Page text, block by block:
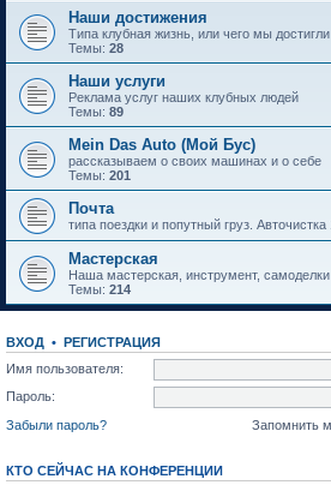
Наши достижения
Типа клубная жизнь, или чего мы
Темы: 28
Наши услуги
Реклама услуг наших клубных людей
Темы: 89
Mein Das Auto (Мой Бус)
рассказываем о своих машинах и о себе
Темы: 201
Почта
типа поездки и попутный груз. Авточистка
Мастерская
Наша мастерская, инструмент,
Темы: 214
ВХОД • РЕГИСТРАЦИЯ
Имя пользователя:
Пароль:
Забыли пароль?
Запомнить
КТО СЕЙЧАС НА КОНФЕРЕНЦИИ